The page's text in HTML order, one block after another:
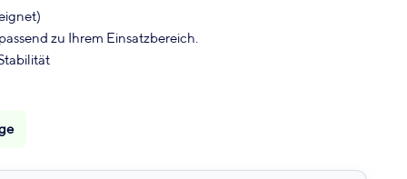
zu Ihrem Einsatzbereich.